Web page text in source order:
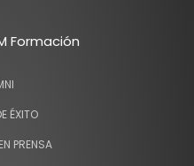
Formación
ÉXITO
PRENSA